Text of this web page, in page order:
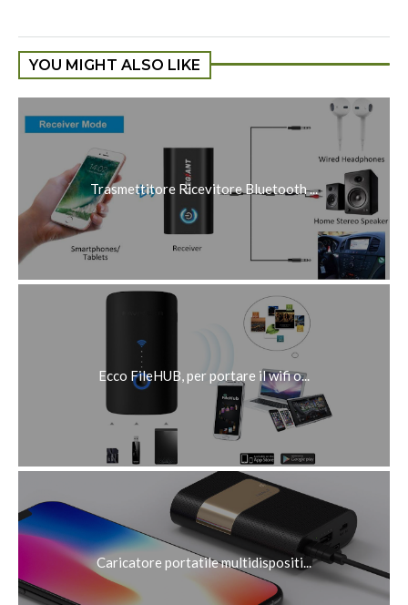
YOU MIGHT ALSO LIKE
Trasmettitore Ricevitore Bluetooth ...
Ecco FileHUB, per portare il wifi o...
Caricatore portatile multidispositi...